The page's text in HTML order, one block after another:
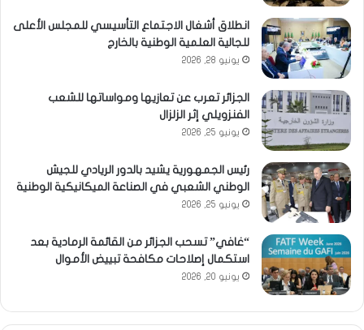
انطلاق أشغال الاجتماع التأسيسي للمجلس الأعلى
للجالية العلمية الوطنية بالخارج
يونيو 28, 2026
الجزائر تعرب عن تعازيها ومواساتها للشعب
الفنزويلي إثر الزلزال
يونيو 25, 2026
رئيس الجمهورية يشيد بالدور الريادي للجيش
الوطني الشعبي في الصناعة الميكانيكية الوطنية
يونيو 25, 2026
“غافي” تسحب الجزائر من القائمة الرمادية بعد
استكمال إصلاحات مكافحة تبييض الأموال
يونيو 20, 2026